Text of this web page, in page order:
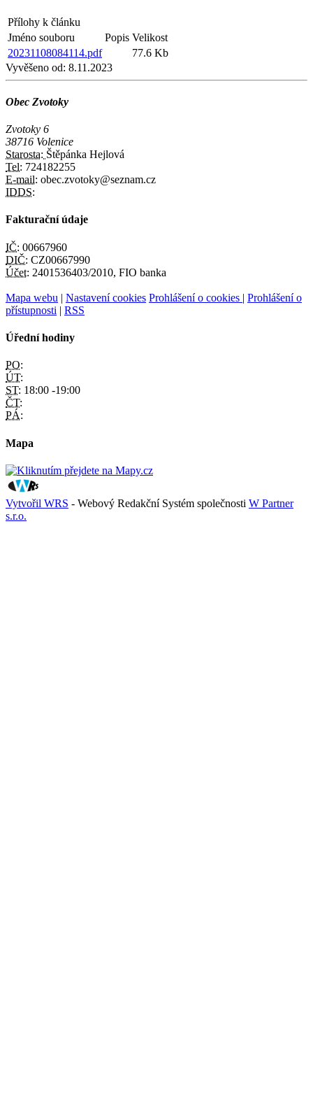
Přílohy k článku
Jméno souboru
Popis Velikost
20231108084114.pdf
77.6 Kb
Vyvěšeno od: 8.11.2023
Obec Zvotoky
Zvotoky 6
38716 Volenice
Starosta: Štěpánka Hejlová
Tel: 724182255
E-mail: obec.zvotoky@seznam.cz
IDDS:
Fakturační údaje
IČ: 00667960
DIČ: CZ00667990
Účet: 2401536403/2010, FIO banka
Mapa webu | Nastavení cookies Prohlášení o cookies | Prohlášení o
přístupnosti | RSS
Úřední hodiny
PO:
ÚT:
ST: 18:00 -19:00
ČT:
PÁ:
Mapa
Vytvořil WRS - Webový Redakční Systém společnosti W Partner
s.r.o.